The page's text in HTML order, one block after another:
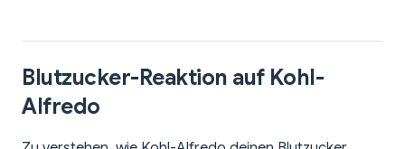
Blutzucker-Reaktion auf Kohl-
Alfredo